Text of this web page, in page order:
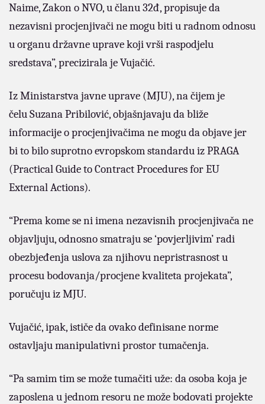
Naime, Zakon o NVO, u članu 32đ, propisuje da
nezavisni procjenjivači ne mogu biti u radnom odnosu
u organu državne uprave koji vrši raspodjelu
sredstava”, precizirala je Vujačić.
Iz Ministarstva javne uprave (MJU), na čijem je
čelu Suzana Pribilović, objašnjavaju da bliže
informacije o procjenjivačima ne mogu da objave jer
bi to bilo suprotno evropskom standardu iz PRAGA
(Practical Guide to Contract Procedures for EU
External Actions).
“Prema kome se ni imena nezavisnih procjenjivača ne
objavljuju, odnosno smatraju se ‘povjerljivim’ radi
obezbjeđenja uslova za njihovu nepristrasnost u
procesu bodovanja/procjene kvaliteta projekata”,
poručuju iz MJU.
Vujačić, ipak, ističe da ovako definisane norme
ostavljaju manipulativni prostor tumačenja.
“Pa samim tim se može tumačiti uže: da osoba koja je
zaposlena u jednom resoru ne može bodovati projekte